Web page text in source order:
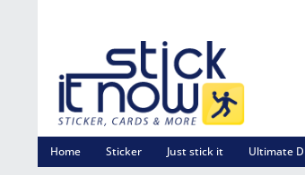
Home Sticker Just stick it Ultimate